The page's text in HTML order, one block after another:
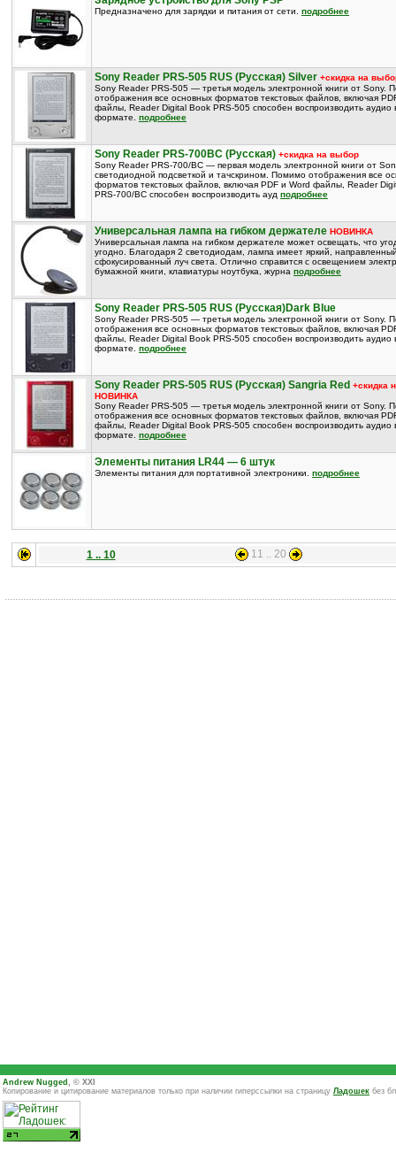
Предназначено для зарядки и питания от сети. подробнее
Sony Reader PRS-505 RUS (Русская) Silver +скидка на
Sony Reader PRS-505 — третья модель электронной книги от Sony.
отображения все основных форматов текстовых файлов, включая
файлы, Reader Digital Book PRS-505 способен воспроизводить аудио
формате. подробнее
Sony Reader PRS-700BC (Русская) +скидка на выбор
Sony Reader PRS-700/BC — первая модель электронной книги от
светодиодной подсветкой и тачскрином. Помимо отображения все
форматов текстовых файлов, включая PDF и Word файлы, Reader
PRS-700/BC способен воспроизводить ауд подробнее
Универсальная лампа на гибком держателе НОВИНКА
Универсальная лампа на гибком держателе может освещать, что
угодно. Благодаря 2 светодиодам, лампа имеет яркий,
сфокусированный луч света. Отлично справится с освещением
бумажной книги, клавиатуры ноутбука, журна подробнее
Sony Reader PRS-505 RUS (Русская)Dark Blue
Sony Reader PRS-505 — третья модель электронной книги от Sony.
отображения все основных форматов текстовых файлов, включая
файлы, Reader Digital Book PRS-505 способен воспроизводить аудио
формате. подробнее
Sony Reader PRS-505 RUS (Русская) Sangria Red +скидка
НОВИНКА
Sony Reader PRS-505 — третья модель электронной книги от Sony.
отображения все основных форматов текстовых файлов, включая
файлы, Reader Digital Book PRS-505 способен воспроизводить аудио
формате. подробнее
Элементы питания LR44 — 6 штук
Элементы питания для портативной электроники. подробнее
1 .. 10 11 .. 20
Andrew Nugged , © XXI
Копирование и цитирование материалов только при наличии гиперссылки на страницу Ладошек без